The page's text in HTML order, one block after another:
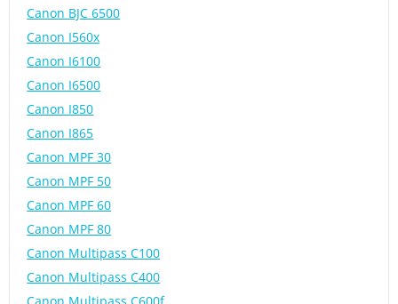
Canon BJC 6500
Canon I560x
Canon I6100
Canon I6500
Canon I850
Canon I865
Canon MPF 30
Canon MPF 50
Canon MPF 60
Canon MPF 80
Canon Multipass C100
Canon Multipass C400